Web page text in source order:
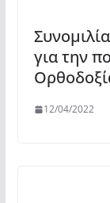
για την
12/04/2022